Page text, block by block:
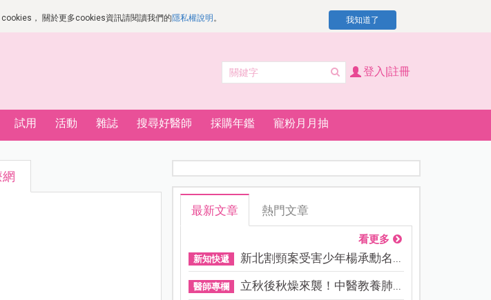
， 關於更多cookies資訊請閱讀我們的隱私權說明 。 我知道了
登入|註冊
試用 活動 雜誌 搜尋好醫師 採購年鑑 寵粉月月抽
最新文章 熱門文章
看更多
新知快遞 新北割頸案受害少年楊承勳名...
醫師專欄 立秋後秋燥來襲！中醫教養肺...